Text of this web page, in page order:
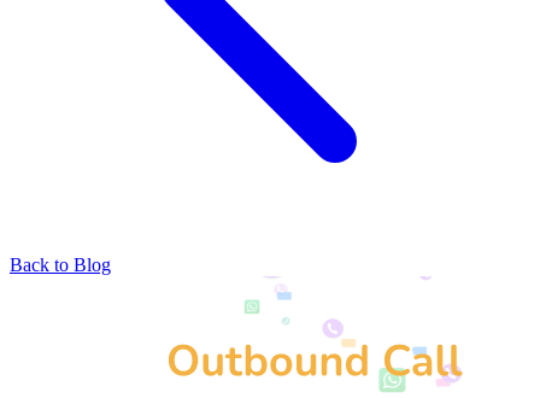
Back to Blog